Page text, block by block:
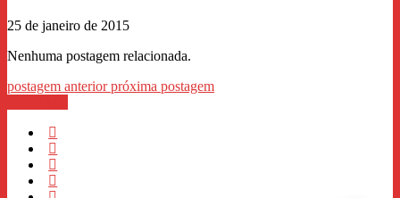
25 de janeiro de 2015
Nenhuma postagem relacionada.
postagem anteriorpróxima postagem